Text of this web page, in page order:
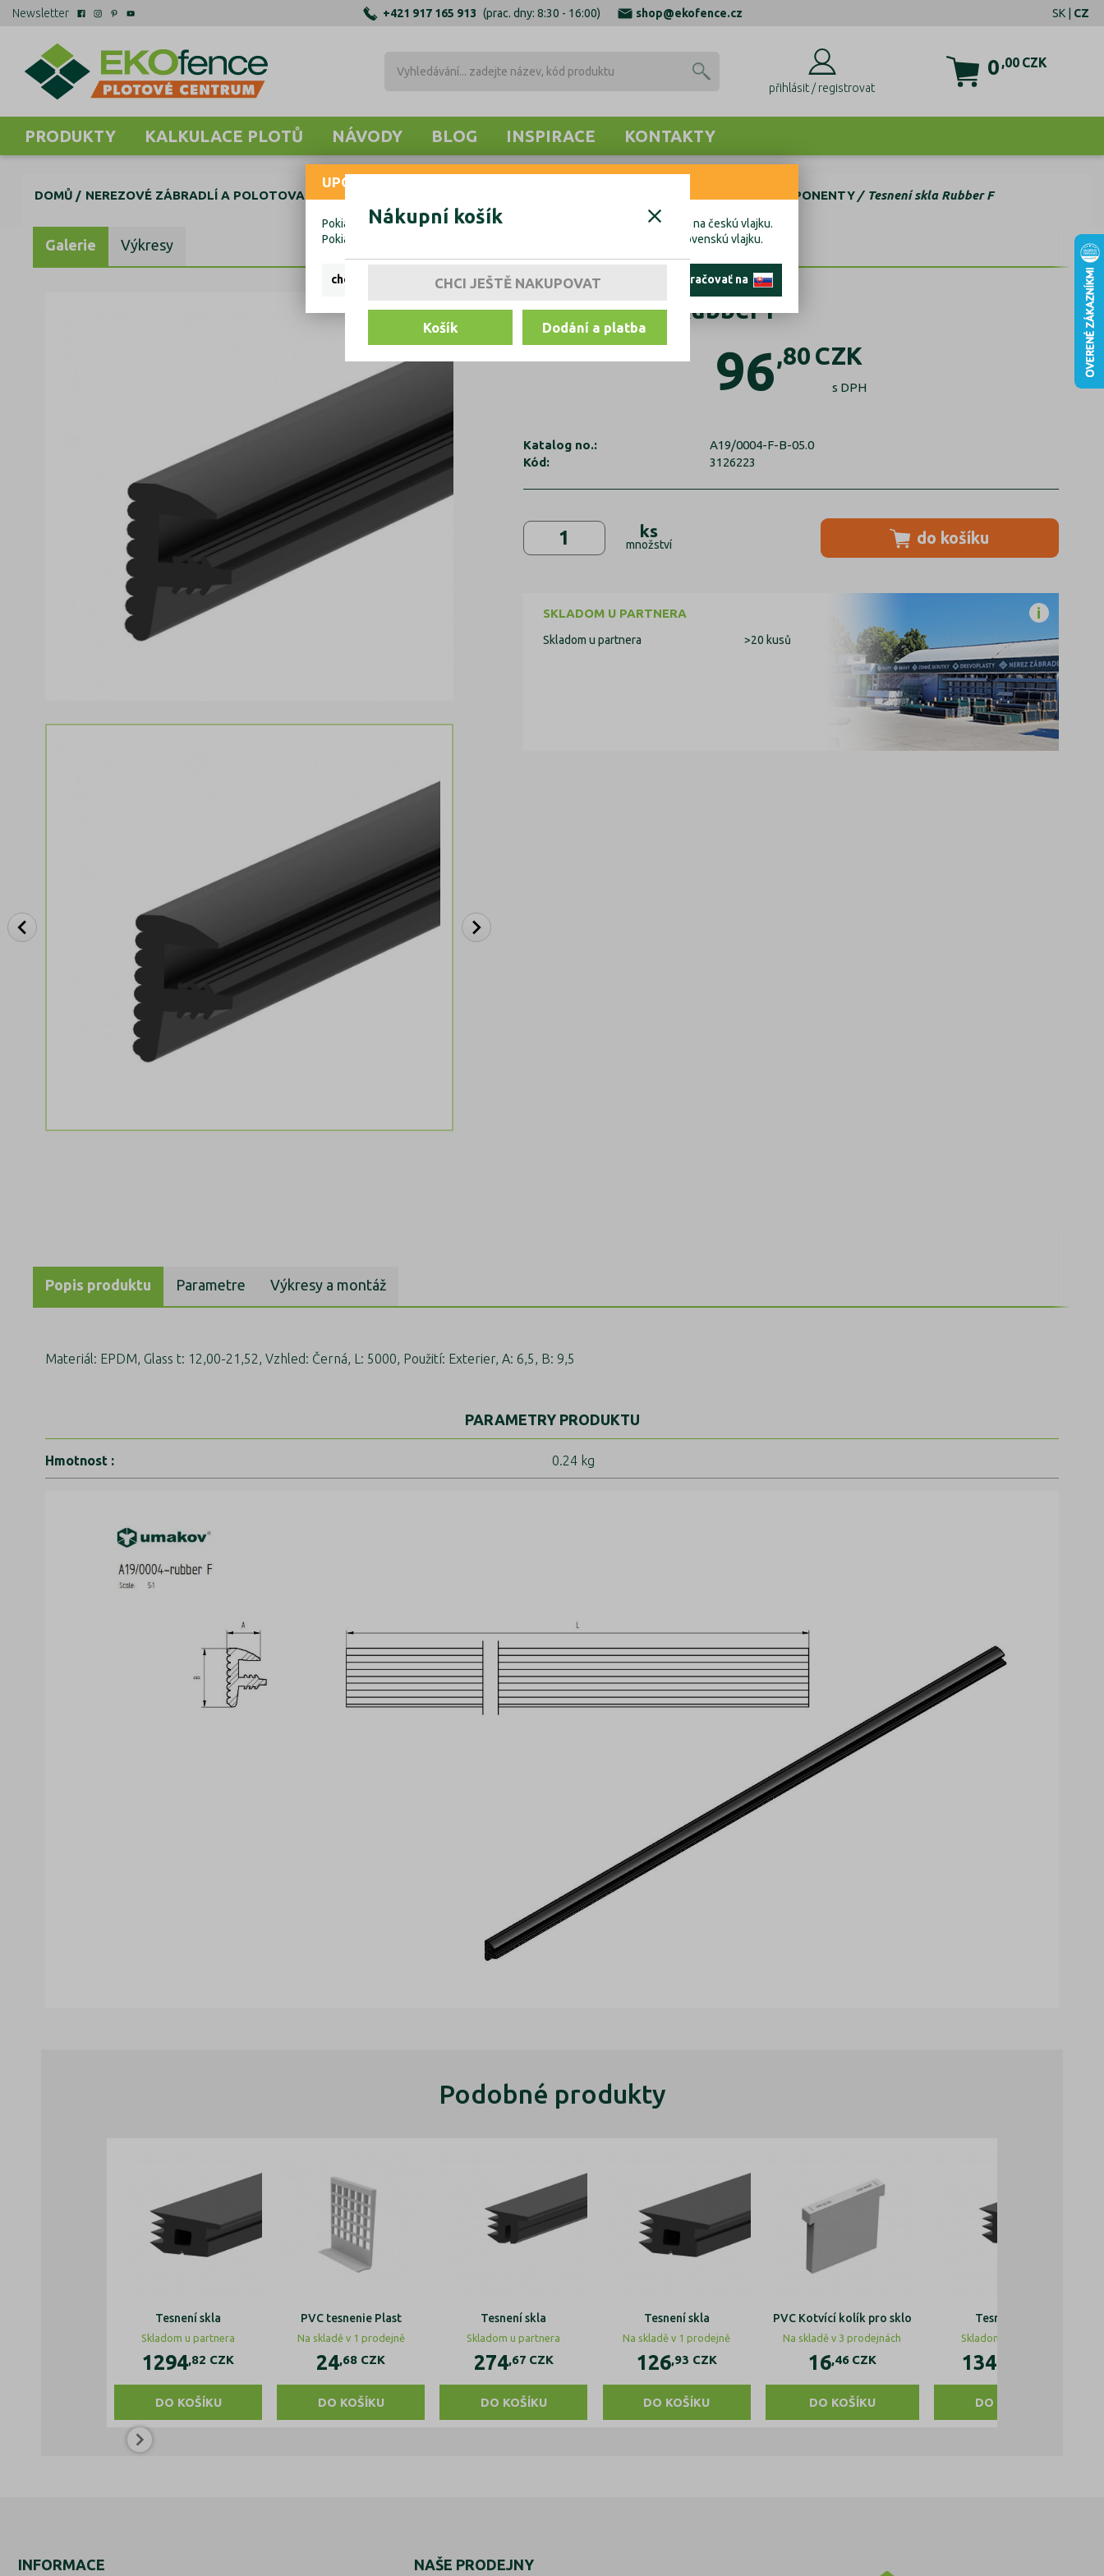
Newsletter +421 917 165 913 (prac. dny: 8:30 - 16:00) shop@ekofence.cz SK | CZ
přihlásit / registrovat
0 ,00 CZK
PRODUKTY KALKULACE PLOTŮ NÁVODY BLOG INSPIRACE KONTAKTY
Nákupní košík
CHCI JEŠTĚ NAKUPOVAT
Košík Dodání a platba
DOMŮ NEREZOVÉ ZÁBRADLÍ A POLOTOVARY KOTVENÍ SKLA KOMPONENTY Tesnení skla Rubber F
Galerie Výkresy
Tesnení skla Rubber F
96,80 CZK
s DPH
Katalog no.:
A19/0004-F-B-05.0
Kód:
3126223
ks
množství do košíku
SKLADOM U PARTNERA
Skladom u partnera >20 kusů
Popis produktu Parametre Výkresy a montáž
Materiál: EPDM, Glass t: 12,00-21,52, Vzhled: Černá, L: 5000, Použití: Exterier, A: 6,5, B: 9,5
PARAMETRY PRODUKTU
Hmotnost : 0.24 kg
Podobné produkty
Tesnení skla
Skladom u partnera
1294,82 CZK
DO KOŠÍKU
PVC tesnenie Plast
Na skladě v 1 prodejně
24,68 CZK
DO KOŠÍKU
Tesnení skla
Skladom u partnera
274,67 CZK
DO KOŠÍKU
Tesnení skla
Na skladě v 1 prodejně
126,93 CZK
DO KOŠÍKU
PVC Kotvící kolík pro sklo
Na skladě v 3 prodejnách
16,46 CZK
DO KOŠÍKU
Tesnení skla
Skladom u partnera
1349
DO KOŠÍKU
INFORMACE NAŠE PRODEJNY
UPOZORNENIE
Pokiaľ chcete uskutočniť objednávku do Českej republiky, kliknite prosím na českú vlajku.
Pokiaľ chcete uskutočniť objednávku na Slovensko, kliknite prosím na slovenskú vlajku.
chcem ostať tu pokračovať na